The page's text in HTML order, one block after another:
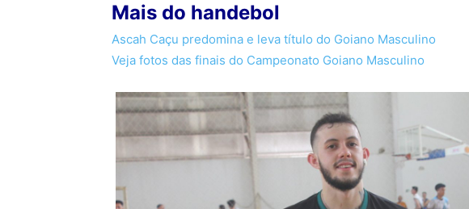
Mais do handebol
Ascah Caçu predomina e leva título do Goiano Masculino
Veja fotos das finais do Campeonato Goiano Masculino